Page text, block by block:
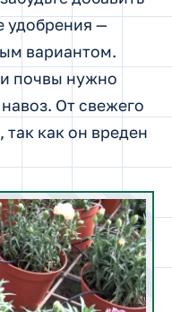
удобрения —
вариантом.
почвы нужно
От свежего
так как он вреден